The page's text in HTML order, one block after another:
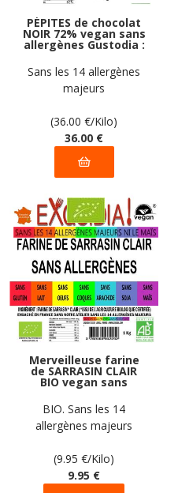
PÉPITES de chocolat
NOIR 72% vegan sans
allergènes Gustodia :
Sans les 14 allergènes
majeurs
(36.00 €/Kilo)
36.00 €
Merveilleuse farine
de SARRASIN CLAIR
BIO vegan sans
allergènes sans maïs
Exquidia : 1 Kg
BIO. Sans les 14
allergènes majeurs
(9.95 €/Kilo)
9.95 €